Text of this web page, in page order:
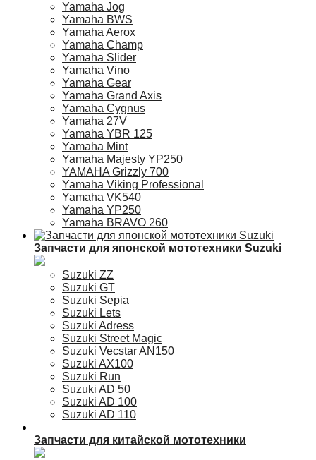
Yamaha Jog
Yamaha BWS
Yamaha Aerox
Yamaha Champ
Yamaha Slider
Yamaha Vino
Yamaha Gear
Yamaha Grand Axis
Yamaha Cygnus
Yamaha 27V
Yamaha YBR 125
Yamaha Mint
Yamaha Majesty YP250
YAMAHA Grizzly 700
Yamaha Viking Professional
Yamaha VK540
Yamaha YP250
Yamaha BRAVO 260
Запчасти для японской мототехники Suzuki
Suzuki ZZ
Suzuki GT
Suzuki Sepia
Suzuki Lets
Suzuki Adress
Suzuki Street Magic
Suzuki Vecstar AN150
Suzuki AX100
Suzuki Run
Suzuki AD 50
Suzuki AD 100
Suzuki AD 110
Запчасти для китайской мототехники